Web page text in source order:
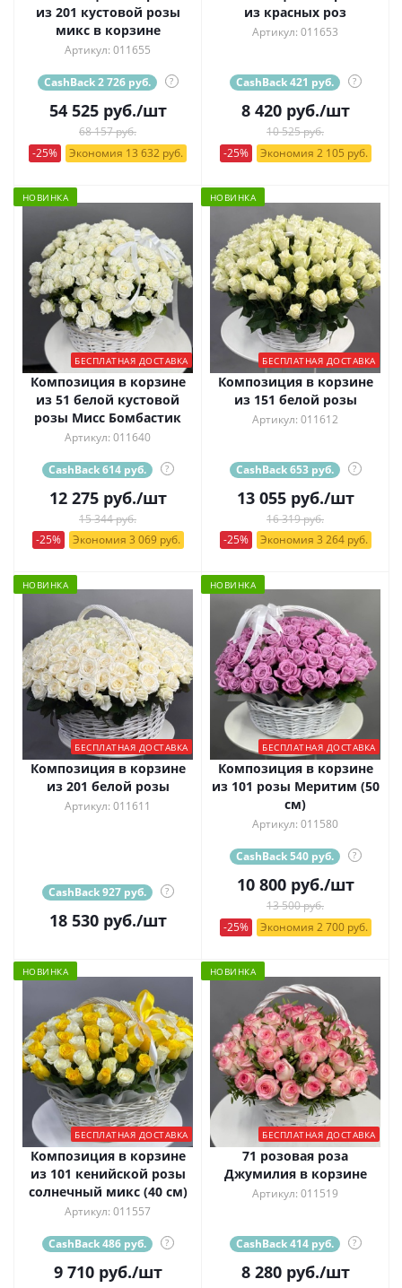
из 201 кустовой розы
микс в корзине
Артикул: 011655
CashBack 2 726 руб. ?
54 525руб./шт
68 157 руб.
-25%
Экономия 13 632 руб.
из красных роз
Артикул: 011653
CashBack 421 руб. ?
8 420руб./шт
10 525 руб.
-25%
Экономия 2 105 руб.
НОВИНКА
БЕСПЛАТНАЯ ДОСТАВКА
Композиция в корзине
из 51 белой кустовой
розы Мисс Бомбастик
Артикул: 011640
CashBack 614 руб. ?
12 275руб./шт
15 344 руб.
-25%
Экономия 3 069 руб.
НОВИНКА
БЕСПЛАТНАЯ ДОСТАВКА
Композиция в корзине
из 151 белой розы
Артикул: 011612
CashBack 653 руб. ?
13 055руб./шт
16 319 руб.
-25%
Экономия 3 264 руб.
НОВИНКА
БЕСПЛАТНАЯ ДОСТАВКА
Композиция в корзине
из 201 белой розы
Артикул: 011611
CashBack 927 руб. ?
18 530руб./шт
НОВИНКА
БЕСПЛАТНАЯ ДОСТАВКА
Композиция в корзине
из 101 розы Меритим (50
см)
Артикул: 011580
CashBack 540 руб. ?
10 800руб./шт
13 500 руб.
-25%
Экономия 2 700 руб.
НОВИНКА
БЕСПЛАТНАЯ ДОСТАВКА
Композиция в корзине
из 101 кенийской розы
солнечный микс (40 см)
Артикул: 011557
CashBack 486 руб. ?
9 710руб./шт
НОВИНКА
БЕСПЛАТНАЯ ДОСТАВКА
71 розовая роза
Джумилия в корзине
Артикул: 011519
CashBack 414 руб. ?
8 280руб./шт